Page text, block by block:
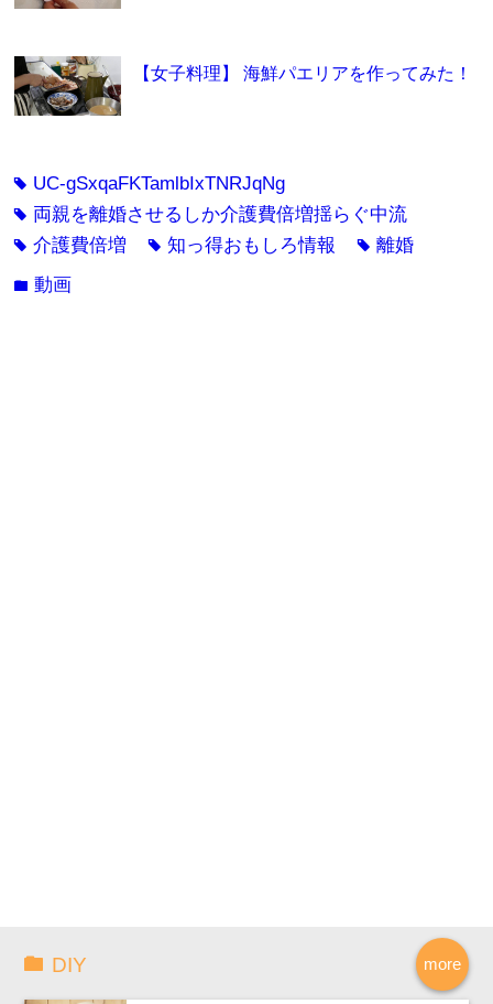
【女子料理】 海鮮パエリアを作ってみた！
tag UC-gSxqaFKTamlbIxTNRJqNg
tag 両親を離婚させるしか介護費倍増揺らぐ中流
tag介護費倍増 tag知っ得おもしろ情報 tag離婚
folder動画
more
DIY